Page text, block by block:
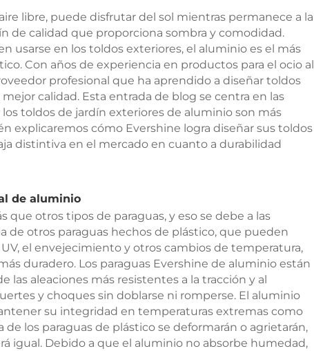
libre, puede disfrutar del sol mientras permanece a la
de calidad que proporciona sombra y comodidad.
usarse en los toldos exteriores, el aluminio es el más
Con años de experiencia en productos para el ocio al
profesional que ha aprendido a diseñar toldos
calidad. Esta entrada de blog se centra en las
toldos de jardín exteriores de aluminio son más
explicaremos cómo Evershine logra diseñar sus toldos
distintiva en el mercado en cuanto a durabilidad
de aluminio
que otros tipos de paraguas, y eso se debe a las
de otros paraguas hechos de plástico, que pueden
el envejecimiento y otros cambios de temperatura,
duradero. Los paraguas Evershine de aluminio están
las aleaciones más resistentes a la tracción y al
y choques sin doblarse ni romperse. El aluminio
su integridad en temperaturas extremas como
de los paraguas de plástico se deformarán o agrietarán,
igual. Debido a que el aluminio no absorbe humedad,